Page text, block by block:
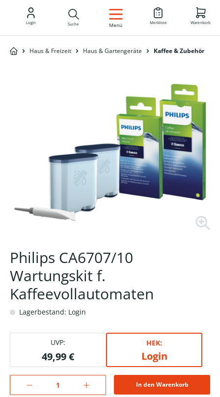
DE
Login Suche Menü Merkliste Warenkorb
Haus & Freizeit Haus & Gartengeräte Kaffee & Zubehör
Philips CA6707/10
Wartungskit f.
Kaffeevollautomaten
Lagerbestand: Login
UVP:
49,99 €
HEK:
Login
In den Warenkorb